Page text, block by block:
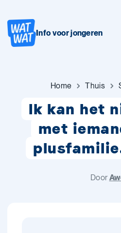
Info voor jongeren
Home Thuis
Ik kan het
met
Door